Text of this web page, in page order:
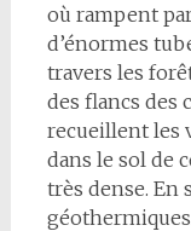
où rampent
d’énormes
travers les
des flancs des
recueillent les
dans le sol de
très dense. En